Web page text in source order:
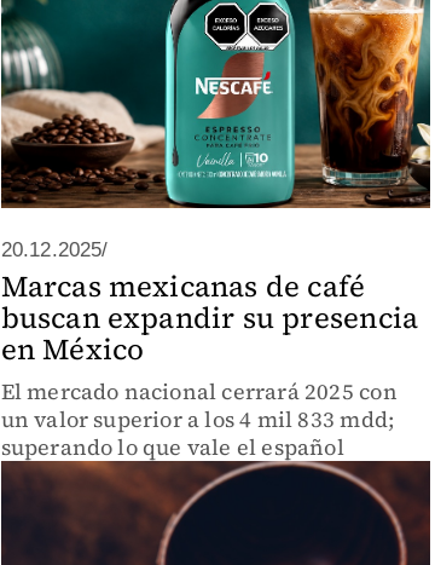
20.12.2025/
Marcas mexicanas de café
buscan expandir su presencia
en México
El mercado nacional cerrará 2025 con
un valor superior a los 4 mil 833 mdd;
superando lo que vale el español